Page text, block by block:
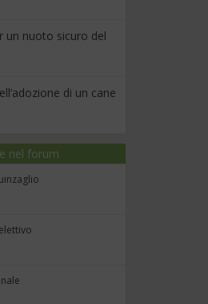
un nuoto sicuro del
di un cane
nel forum